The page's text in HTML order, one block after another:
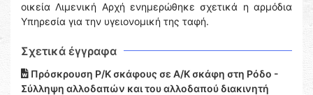
οικεία Λιμενική Αρχή ενημερώθηκε σχετικά η αρμόδια
Υπηρεσία για την υγειονομική της ταφή.
Σχετικά έγγραφα
Πρόσκρουση Ρ/Κ σκάφους σε Α/Κ σκάφη στη Ρόδο -
Σύλληψη αλλοδαπών και του αλλοδαπού διακινητή